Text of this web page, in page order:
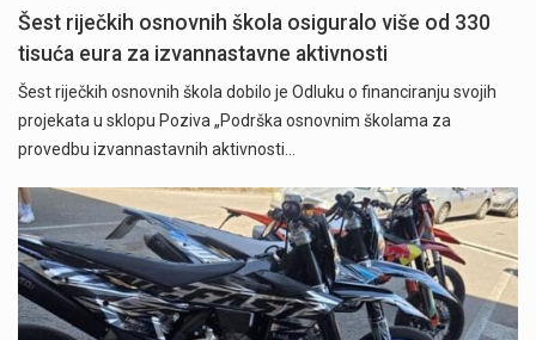
Šest riječkih osnovnih škola osiguralo više od 330
tisuća eura za izvannastavne aktivnosti
Šest riječkih osnovnih škola dobilo je Odluku o financiranju svojih
projekata u sklopu Poziva „Podrška osnovnim školama za
provedbu izvannastavnih aktivnosti…